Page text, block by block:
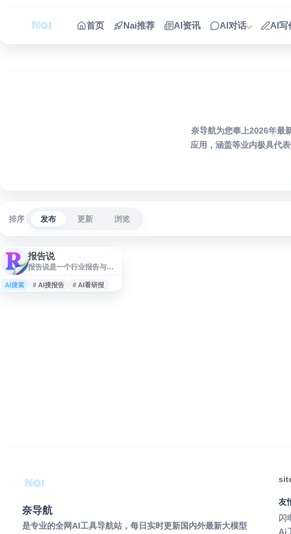
首页
Nai推荐 AI资讯 AI对话 AI写
奈导航为您奉上2026年最
应用，涵盖等业内极具代
排序 发布 更新 浏览
报告说
报告说是一个行业报告与研
报告、公司财务报告、咨询
AI搜索 # AI搜报告 # AI看研报
奈导航
是专业的全网AI工具导航站，每日实时更新国内外最新大模型
友
闪
Ai